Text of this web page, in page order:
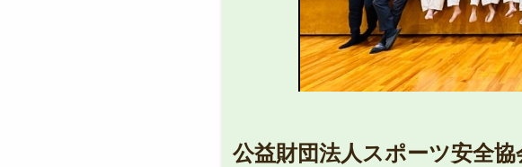
公益財団法人スポーツ安全